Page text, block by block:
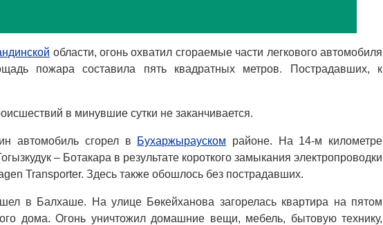
области, огонь охватил сгораемые части легкового автомобиля
пожара составила пять квадратных метров. Пострадавших, к
в минувшие сутки не заканчивается.
автомобиль сгорел в Бухаржырауском районе. На 14-м километре
– Ботакара в результате короткого замыкания электропроводки
Transporter. Здесь также обошлось без пострадавших.
в Балхаше. На улице Бөкейханова загорелась квартира на пятом
дома. Огонь уничтожил домашние вещи, мебель, бытовую технику,